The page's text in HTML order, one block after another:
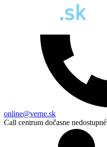
online@verne.sk
Call centrum dočasne nedostupné